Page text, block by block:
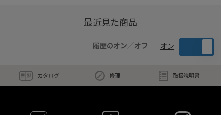
最近見た商品
履歴のオン／オフ オン
カタログ 修理 取扱説明書